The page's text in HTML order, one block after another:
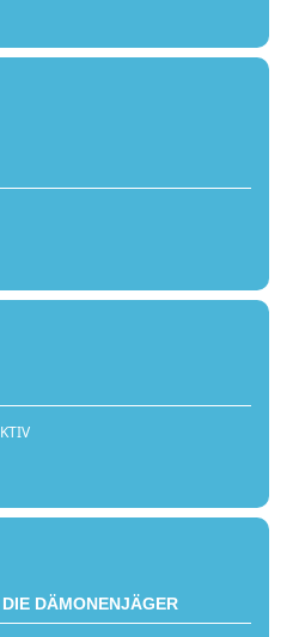
DÄMONENJÄGER